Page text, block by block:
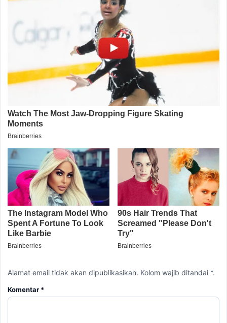
Alamat email tidak akan dipublikasikan. Kolom wajib ditandai *.
Komentar *